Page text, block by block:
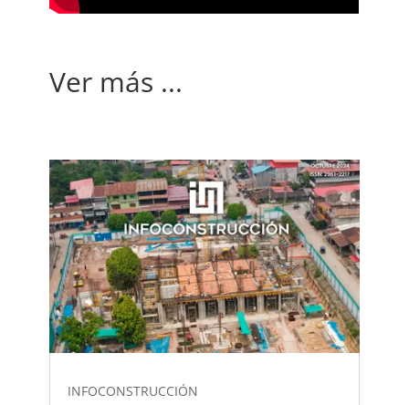
Ver más ...
INFOCONSTRUCCIÓN